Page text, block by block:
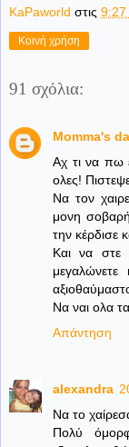
KaPaworld στις 9:27
Κοινή χρήση
91 σχόλια:
Momma's
Αχ τι να πω
ολες!
Να τον
μονη
την κέρδισε
Και να στε
Να ναι ολα
Απάντηση
alexandra
Να το
Πολύ